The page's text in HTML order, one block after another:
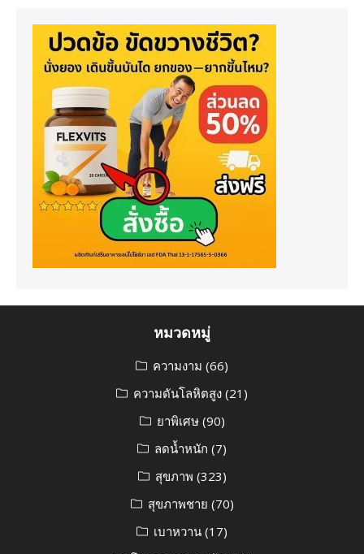
หมวดหมู่
ความงาม (66)
ความดันโลหิตสูง (21)
ยาพิเศษ(90)
ลดน้ำหนัก (7)
สุขภาพ (323)
สุขภาพชาย (70)
เบาหวาน (17)